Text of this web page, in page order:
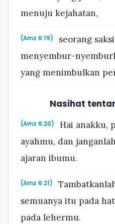
menuju kejahatan,
(Amz 6:19)
seorang
menyembur-
yang menimbulkan
Nasihat
(Amz 6:20)
Hai anakku,
ayahmu, dan
ajaran ibumu.
(Amz 6:21)
semuanya itu pada
pada lehermu.